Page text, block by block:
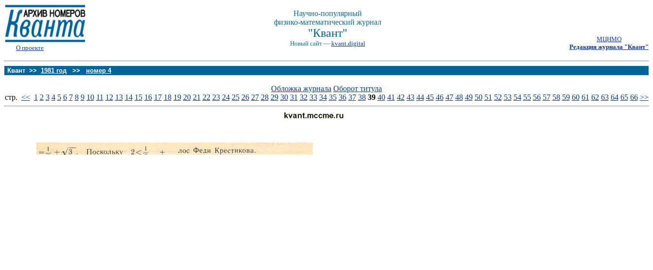
О проекте
Научно-популярный
физико-математический журнал
"Квант"
Новый сайт — kvant.digital
МЦНМО
Редакция журнала "Квант"
Квант >> 1981 год >> номер 4
Обложка журнала Оборот титула
стp. << 1 2 3 4 5 6 7 8 9 10 11 12 13 14 15 16 17 18 19 20 21 22 23 24 25 26 27 28 29 30 31 32 33 34 35 36 37 38 39 40 41 42 43 44 45 46 47 48 49 50 51 52 53 54 55 56 57 58 59 60 61 62 63 64 65 66 >>